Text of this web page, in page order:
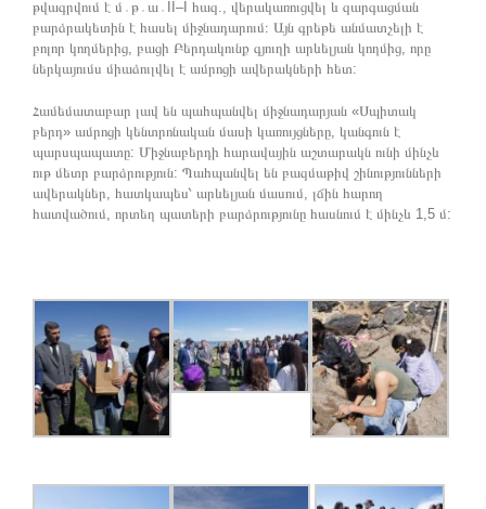
թվագրվում է մ․թ․ա․II–I հազ., վերակառուցվել և զարգացման
բարձրակետին է հասել միջնադարում։ Այն գրեթե անմատչելի է
բոլոր կողմերից, բացի Բերդակունք գյուղի արևելյան կողմից, որը
ներկայումս միաձուլվել է ամրոցի ավերակների հետ:
Համեմատաբար լավ են պահպանվել միջնադարյան «Սպիտակ
բերդ» ամրոցի կենտրոնական մասի կառույցները, կանգուն է
պարսպապատը: Միջնաբերդի հարավային աշտարակն ունի մինչև
ութ մետր բարձրություն: Պահպանվել են բազմաթիվ շինությունների
ավերակներ, հատկապես՝ արևելյան մասում, լճին հարող
հատվածում, որտեղ պատերի բարձրությունը հասնում է մինչև 1,5 մ: